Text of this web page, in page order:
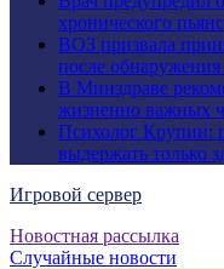
хронического
ВОЗ призвала
после
В Минздраве
жизненно важных
Психолог Крупин:
выдержать только
Игровой сервер
Новостная рассылка
Случайные новости